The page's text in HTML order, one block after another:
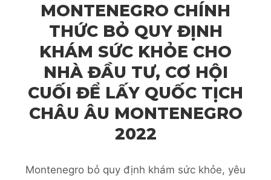
MONTENEGRO CHÍNH
THỨC BỎ QUY ĐỊNH
KHÁM SỨC KHỎE CHO
NHÀ ĐẦU TƯ, CƠ HỘI
CUỐI ĐỂ LẤY QUỐC TỊCH
CHÂU ÂU MONTENEGRO
2022
Montenegro bỏ quy định khám sức khỏe, yêu